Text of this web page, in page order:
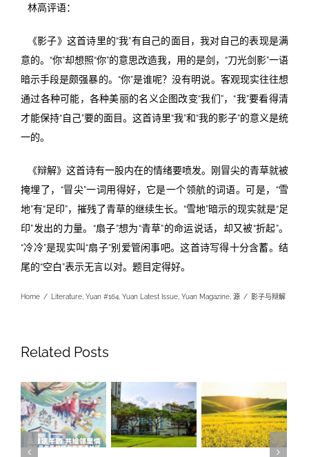
林高评语：
《影子》这首诗里的“我”有自己的面目，我对自己的表现是满
意的。“你”却想照“你”的意思改造我，用的是剑，“刀光剑影”一语
暗示手段是颇强暴的。“你”是谁呢？没有明说。客观现实往往想
通过各种可能，各种美丽的名义企图改变“我们”，“我”要看得清
才能保持“自己”要的面目。这首诗里“我”和“我的影子”的意义是统
一的。
《辩解》这首诗有一股内在的情绪要喷发。刚冒尖的青草就被
掩埋了，“冒尖”一词用得好，它是一个领航的词语。可是，“雪
地”有“足印”，摧残了青草的继续生长。“雪地”暗示的现实就是“足
印”发出的力量。“扇子”想为“青草”的命运说话，却又被“折起”。
“冷冷”是现实叫“扇子”别爱管闲事吧。这首诗写得十分含蓄。结
尾的“空白”表示无言以对。题目定得好。
Home / Literature, Yuan #164, Yuan Latest Issue, Yuan Magazine, 源 / 影子与辩解
Related Posts